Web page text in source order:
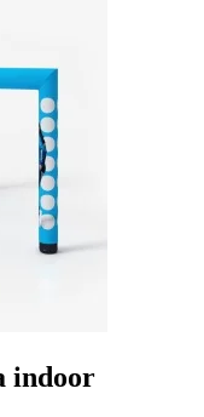
indoor